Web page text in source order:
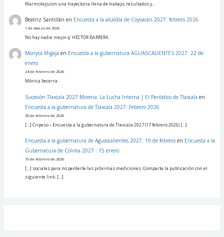
Marmolejo,con una trayectoria llena de trabajo, resultados y…
Beatriz Santillán en Encuesta a la alcaldía de Coyoacán 2027: febrero 2026
1 de marzo de 2026
No hay nadie mejor q' HÉCTOR BARRERA
Monyca Migaja en Encuesta a la gubernatura AGUASCALIENTES 2027: 22 de
enero
24 de febrero de 2026
Mónica becerra
Sucesión Tlaxcala 2027 Morena: La Lucha Interna | El Periódico de Tlaxcala en
Encuesta a la gubernatura de Tlaxcala 2027: Febrero 2026
20 de febrero de 2026
[…] Cripeso – Encuesta a la gubernatura de Tlaxcala 2027 (17 febrero 2026) […]
Encuesta a la gubernatura de Aguascalientes 2027: 19 de febrero en Encuesta a la
Gubernatura de Colima 2027 : 15 enero
19 de febrero de 2026
[…] sociales para no perderte las próximas mediciones. Comparte la publicación con el
siguiente link: […]